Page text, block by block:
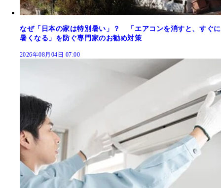
なぜ「日本の家は特別暑い」？ 「エアコンを消すと、すぐに
暑くなる」を防ぐ専門家のお勧め対策
2026年08月04日 07:00